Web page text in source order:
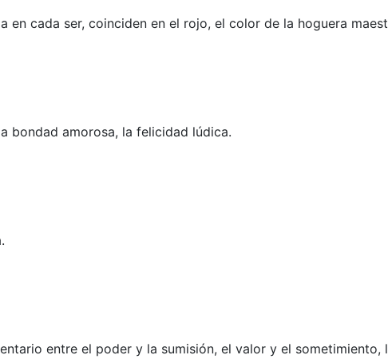
en cada ser, coinciden en el rojo, el color de la hoguera
bondad amorosa, la felicidad lúdica.
entre el poder y la sumisión, el valor y el